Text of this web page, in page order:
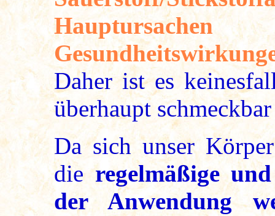
Daher ist es
überhaupt
Da sich unser
dieregelmäßige
der Anwendung